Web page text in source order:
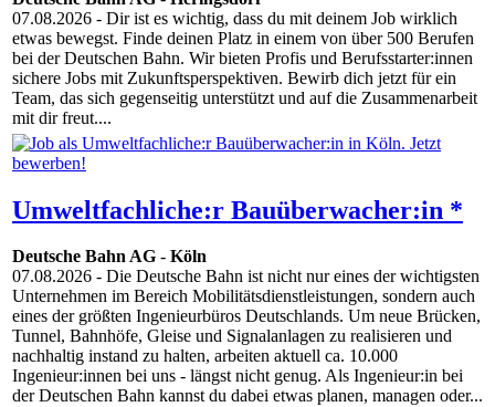
07.08.2026 - Dir ist es wichtig, dass du mit deinem Job wirklich
etwas bewegst. Finde deinen Platz in einem von über 500 Berufen
bei der Deutschen Bahn. Wir bieten Profis und Berufsstarter:innen
sichere Jobs mit Zukunftsperspektiven. Bewirb dich jetzt für ein
Team, das sich gegenseitig unterstützt und auf die Zusammenarbeit
mit dir freut....
Umweltfachliche:r Bauüberwacher:in *
Deutsche Bahn AG - Köln
07.08.2026 - Die Deutsche Bahn ist nicht nur eines der wichtigsten
Unternehmen im Bereich Mobilitätsdienstleistungen, sondern auch
eines der größten Ingenieurbüros Deutschlands. Um neue Brücken,
Tunnel, Bahnhöfe, Gleise und Signalanlagen zu realisieren und
nachhaltig instand zu halten, arbeiten aktuell ca. 10.000
Ingenieur:innen bei uns - längst nicht genug. Als Ingenieur:in bei
der Deutschen Bahn kannst du dabei etwas planen, managen oder...